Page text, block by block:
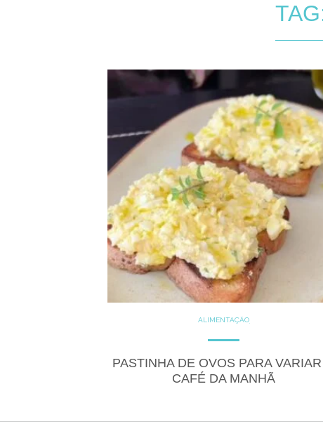
ALIMENTAÇÃO
DICAS DE ALIMENTAÇÃO
SALGADOS
PASTINHA DE OVOS PARA
CAFÉ DA MANHÃ